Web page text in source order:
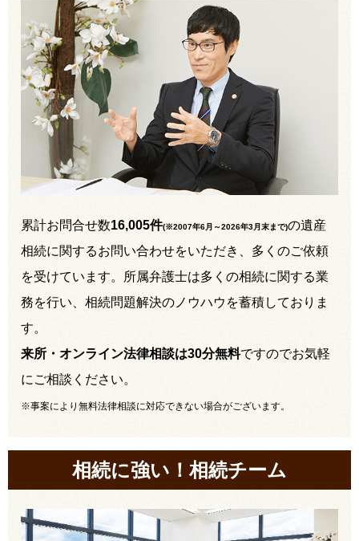
累計お問合せ数16,005件(※2007年6月～2026年3月末まで)の遺産
相続に関するお問い合わせをいただき、多くのご依頼
を受けています。所属弁護士は多くの相続に関する業
務を行い、相続問題解決のノウハウを蓄積しておりま
す。
来所・オンライン法律相談は30分無料ですのでお気軽
にご相談ください。
※事案により無料法律相談に対応できない場合がございます。
相続に強い！相続チーム